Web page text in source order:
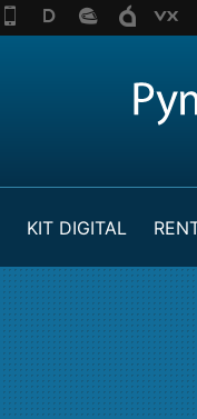
KIT DIGITAL